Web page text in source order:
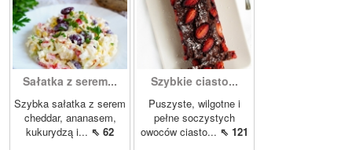
Sałatka z serem...
Szybka sałatka z serem
cheddar, ananasem,
kukurydzą i... ⇖ 62
Szybkie ciasto...
Puszyste, wilgotne i
pełne soczystych
owoców ciasto... ⇖ 121